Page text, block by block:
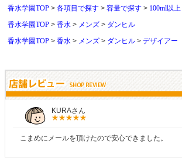
香水学園TOP
各項目で探す 容量で探す 100ml以上
香水学園TOP
香水 メンズ
ダンヒル
香水学園TOP
香水 メンズ ダンヒル デザイアー
商品が早く届いたのでよかったです。